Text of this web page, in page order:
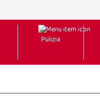
Pulizia